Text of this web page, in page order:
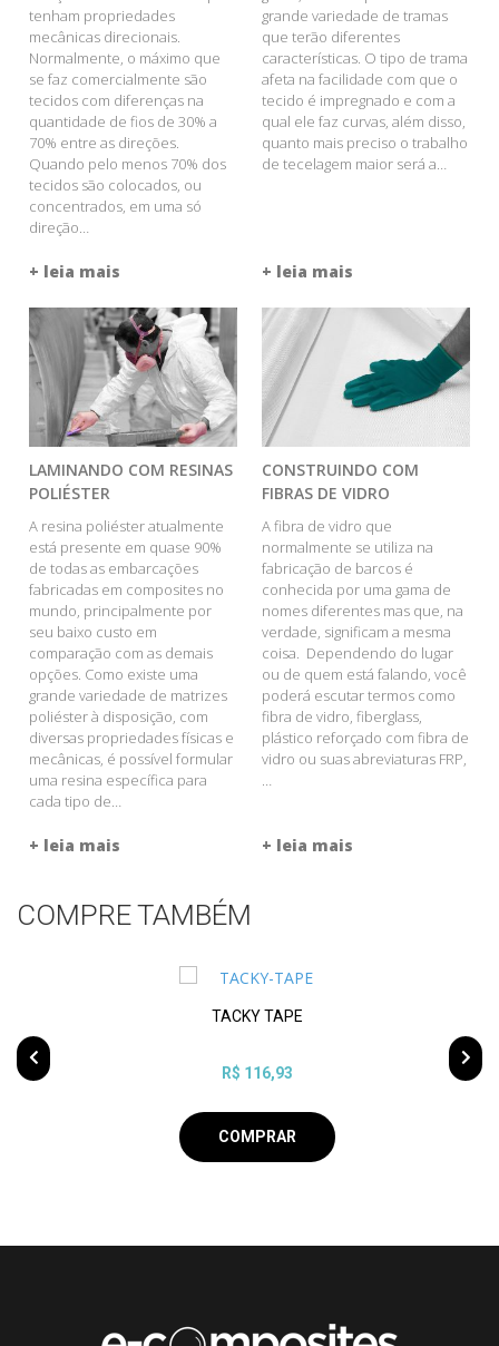
tenham propriedades
mecânicas direcionais.
Normalmente, o máximo que
se faz comercialmente são
tecidos com diferenças na
quantidade de fios de 30% a
70% entre as direções.
Quando pelo menos 70% dos
tecidos são colocados, ou
concentrados, em uma só
direção…
+ leia mais
grande variedade de tramas
que terão diferentes
características. O tipo de trama
afeta na facilidade com que o
tecido é impregnado e com a
qual ele faz curvas, além disso,
quanto mais preciso o trabalho
de tecelagem maior será a…
+ leia mais
LAMINANDO COM RESINAS
POLIÉSTER
A resina poliéster atualmente
está presente em quase 90%
de todas as embarcações
fabricadas em composites no
mundo, principalmente por
seu baixo custo em
comparação com as demais
opções. Como existe uma
grande variedade de matrizes
poliéster à disposição, com
diversas propriedades físicas e
mecânicas, é possível formular
uma resina específica para
cada tipo de…
+ leia mais
CONSTRUINDO COM
FIBRAS DE VIDRO
A fibra de vidro que
normalmente se utiliza na
fabricação de barcos é
conhecida por uma gama de
nomes diferentes mas que, na
verdade, significam a mesma
coisa. Dependendo do lugar
ou de quem está falando, você
poderá escutar termos como
fibra de vidro, fiberglass,
plástico reforçado com fibra de
vidro ou suas abreviaturas FRP,
…
+ leia mais
COMPRE TAMBÉM
TACKY TAPE
R$ 116,93
COMPRAR